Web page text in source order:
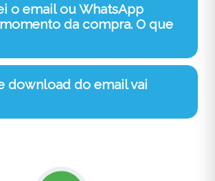
o email ou WhatsApp
da compra. O que
download do email vai